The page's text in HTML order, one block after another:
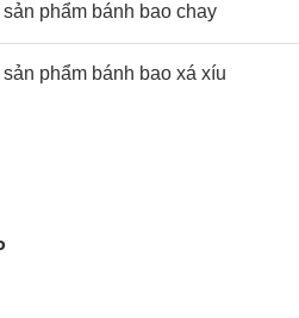
phẩm bánh bao chay
phẩm bánh bao xá xíu